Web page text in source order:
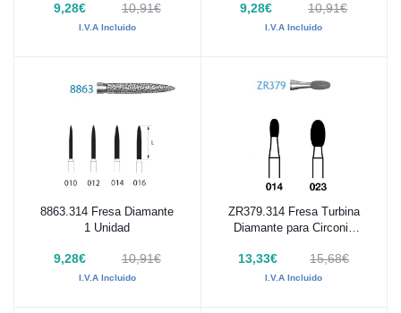
9,28€ 10,91€
I.V.A Incluido
9,28€ 10,91€
I.V.A Incluido
Añadir al carrito
8863.314 Fresa Diamante
1 Unidad
9,28€ 10,91€
I.V.A Incluido
Añadir al carrito
ZR379.314 Fresa Turbina
Diamante para Circonio
13,33€ 15,68€
I.V.A Incluido